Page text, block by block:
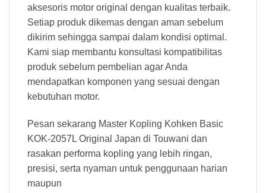
aksesoris motor original dengan kualitas terbaik.
Setiap produk dikemas dengan aman sebelum
dikirim sehingga sampai dalam kondisi optimal.
Kami siap membantu konsultasi kompatibilitas
produk sebelum pembelian agar Anda
mendapatkan komponen yang sesuai dengan
kebutuhan motor.
Pesan sekarang Master Kopling Kohken Basic
KOK-2057L Original Japan di Touwani dan
rasakan performa kopling yang lebih ringan,
presisi, serta nyaman untuk penggunaan harian
maupun